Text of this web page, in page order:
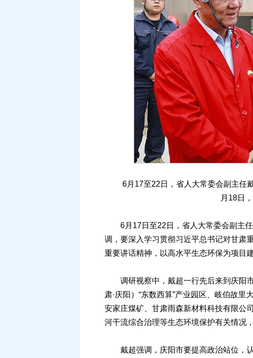
6月17至22日，省人大常委会副主任戴
月18日
6月17日至22日，省人大常委会副主任
调，要深入学习贯彻习近平总书记对甘肃
重要讲话精神，以高水平生态环保为项目
调研视察中，戴超一行先后来到庆阳市
肃·庆阳）“东数西算”产业园区、岐伯故
安家庄煤矿、甘肃雨森新材料科技有限公
河干流综合治理等生态环境保护有关情况
戴超强调，庆阳市要提高政治站位，认